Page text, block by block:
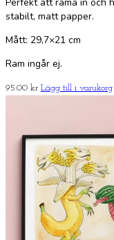
stabilt, matt papper.
Mått: 29,7×21 cm
Ram ingår ej.
95.00 kr Lägg till i varukorg